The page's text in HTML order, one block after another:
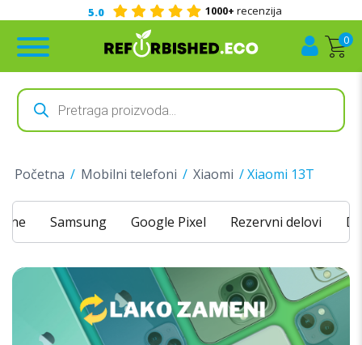
recenzija
0
Products
search
Početna / Mobilni telefoni / Xiaomi / Xiaomi 13T
Samsung Google Pixel Rezervni delovi